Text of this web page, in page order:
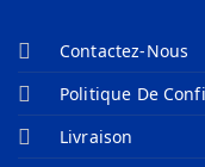
Contactez-Nous
Politique De
Livraison